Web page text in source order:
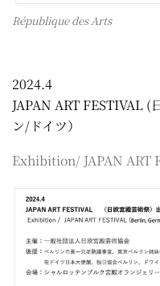
République des Arts
2024.4
JAPAN ART FESTIVAL (
ン/ドイツ）
Exhibition/ JAPAN ART